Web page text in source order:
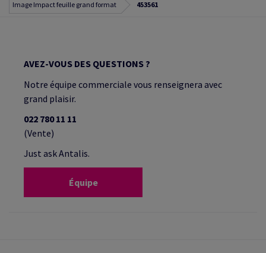
Image Impact feuille grand format 453561
AVEZ-VOUS DES QUESTIONS ?
Notre équipe commerciale vous renseignera avec
grand plaisir.
022 780 11 11
(Vente)
Just ask Antalis.
Équipe